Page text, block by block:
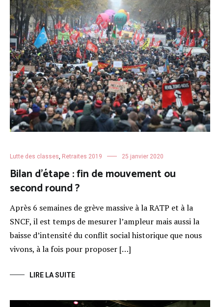
Lutte des classes, Retraites 2019 25 janvier 2020
Bilan d’étape : fin de mouvement ou
second round ?
Après 6 semaines de grève massive à la RATP et à la
SNCF, il est temps de mesurer l’ampleur mais aussi la
baisse d’intensité du conflit social historique que nous
vivons, à la fois pour proposer […]
LIRE LA SUITE